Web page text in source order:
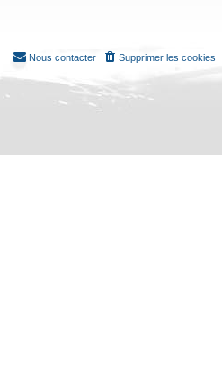
Supprimer les cookies
Nous contacter